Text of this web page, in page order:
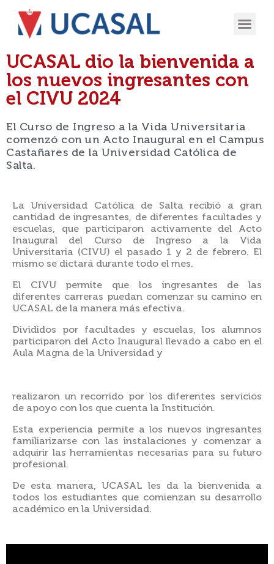
UCASAL dio la bienvenida a
los nuevos ingresantes con
el CIVU 2024
El Curso de Ingreso a la Vida Universitaria
comenzó con un Acto Inaugural en el Campus
Castañares de la Universidad Católica de
Salta.
La Universidad Católica de Salta recibió a gran
cantidad de ingresantes, de diferentes facultades y
escuelas, que participaron activamente del Acto
Inaugural del Curso de Ingreso a la Vida
Universitaria (CIVU) el pasado 1 y 2 de febrero. El
mismo se dictará durante todo el mes.
El CIVU permite que los ingresantes de las
diferentes carreras puedan comenzar su camino en
UCASAL de la manera más efectiva.
Divididos por facultades y escuelas, los alumnos
participaron del Acto Inaugural llevado a cabo en el
Aula Magna de la Universidad y
realizaron un recorrido por los diferentes servicios
de apoyo con los que cuenta la Institución.
Esta experiencia permite a los nuevos ingresantes
familiarizarse con las instalaciones y comenzar a
adquirir las herramientas necesarias para su futuro
profesional.
De esta manera, UCASAL les da la bienvenida a
todos los estudiantes que comienzan su desarrollo
académico en la Universidad.